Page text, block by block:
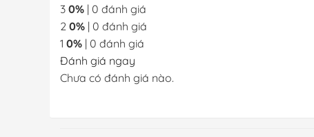
3 0% | 0 đánh giá
2 0% | 0 đánh giá
1 0% | 0 đánh giá
Đánh giá ngay
Chưa có đánh giá nào.